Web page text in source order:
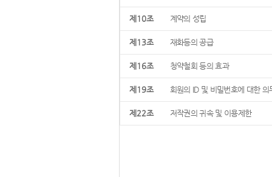
제10조 계약의 성립
제13조 재화등의 공급
제16조 청약철회 등의 효과
제19조 회원의 ID 및 비밀번호에 대한 의
제22조 저작권의 귀속 및 이용제한